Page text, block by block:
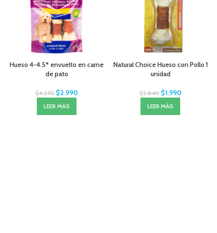
Hueso 4-4.5* envuelto en carne
de pato
$4.270 $2.990
LEER MÁS
Natural Choice Hueso con Pollo 1
unidad
$2.840 $1.990
LEER MÁS